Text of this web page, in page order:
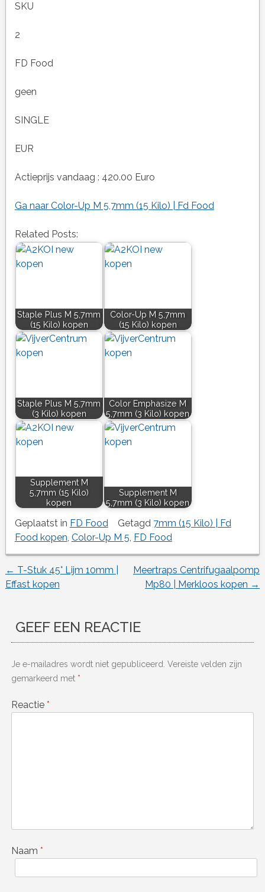
SKU
2
FD Food
geen
SINGLE
EUR
Actieprijs vandaag : 420.00 Euro
Ga naar Color-Up M 5,7mm (15 Kilo) | Fd Food
Related Posts:
Staple Plus M 5,7mm
(15 Kilo) kopen
Color-Up M 5,7mm
(15 Kilo) kopen
Staple Plus M 5,7mm
(3 Kilo) kopen
Color Emphasize M
5,7mm (3 Kilo) kopen
Supplement M
5,7mm (15 Kilo)
kopen
Supplement M
5,7mm (3 Kilo) kopen
Geplaatst in FD Food Getagd 7mm (15 Kilo) | Fd
Food kopen Color-Up M 5 FD Food
Berichtnavigatie
← T-Stuk 45° Lijm 10mm |
Effast kopen
Meertraps Centrifugaalpomp
Mp80 | Merkloos kopen →
GEEF EEN REACTIE
Je e-mailadres wordt niet gepubliceerd. Vereiste velden zijn
gemarkeerd met *
Reactie *
Naam *